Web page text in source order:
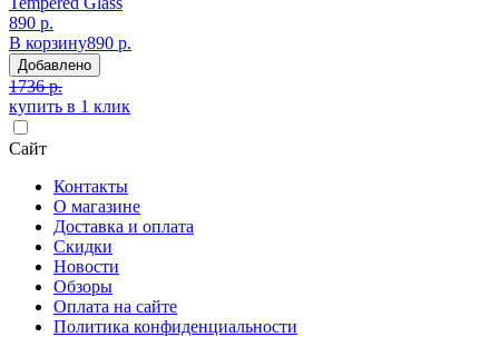
890 р.
В корзину890 р.
Добавлено
1736 р.
купить в 1 клик
Сайт
Контакты
О магазине
Доставка и оплата
Скидки
Новости
Обзоры
Оплата на сайте
Политика конфиденциальности